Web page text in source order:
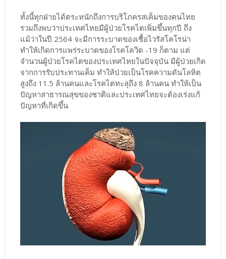
ทั้งนี้ทุกฝ่ายได้ตระหนักถึงการบริโภครสเค็มของคนไทย
รวมถึงพบว่าประเทศไทยมีผู้ป่วยโรคไตเพิ่มขึ้นทุกปี ถึง
แม้ว่าในปี 2564 จะมีการระบาดของเชื้อไวรัสโคโรน่า
ทำให้เกิดการแพร่ระบาดของโรคโควิด -19 ก็ตาม แต่
จำนวนผู้ป่วยโรคไตของประเทศไทยในปัจจุบัน มีผู้ป่วยเกิด
จากการรับประทานเค็ม ทำให้ป่วยเป็นโรคความดันโลหิต
สูงถึง 11.5 ล้านคนและโรคไตทะลุถึง 8 ล้านคน ทำให้เป็น
ปัญหาสาธารณสุขของชาติและประเทศไทยจะต้องเร่งแก้
ปัญหาที่เกิดขึ้น